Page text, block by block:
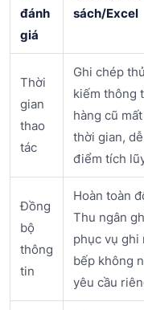
đánh
giá
sách/Excel
Thời
gian
thao
tác
Ghi chép
kiếm thông
hàng cũ
thời gian,
điểm tích
Đồng
bộ
thông
tin
Hoàn toàn
Thu ngân
phục vụ ghi
bếp không
yêu cầu